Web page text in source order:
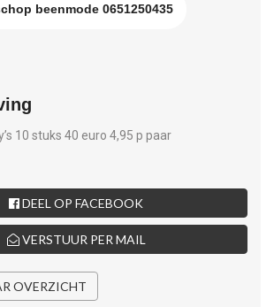
beenmode 0651250435
10 stuks 40 euro 4,95 p paar
DEEL OP FACEBOOK
VERSTUUR PER MAIL
OVERZICHT